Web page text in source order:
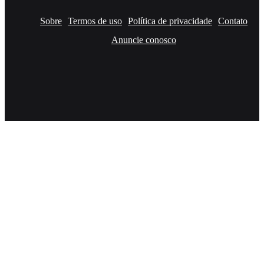
Sobre Termos de uso Política de privacidade Contato
Anuncie conosco